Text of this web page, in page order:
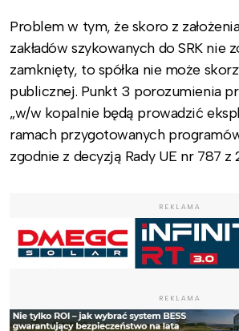
Problem w tym, że skoro z
zakładów szykowanych do SRK nie
zamknięty, to spółka nie może
publicznej. Punkt 3 porozumienia
„w/w kopalnie będą prowadzić
ramach przygotowanych
zgodnie z decyzją Rady UE nr 787 z
REKLAMA
REKLAMA